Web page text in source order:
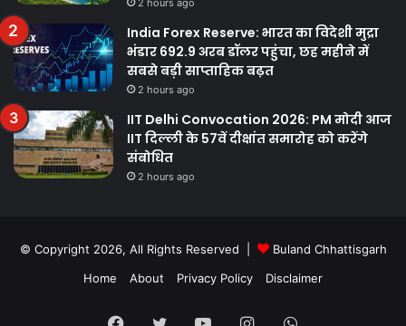
India Forex Reserve: भारत का विदेशी मुद्रा
भंडार 692.9 अरब डॉलर पहुंचा, छह महीने में
सबसे बड़ी साप्ताहिक बढ़त
2 hours ago
IIT Delhi Convocation 2026: PM मोदी आज
IIT दिल्ली के 57वें दीक्षांत समारोह को करेंगे
संबोधित
2 hours ago
© Copyright 2026, All Rights Reserved |
Buland Chhattisgarh
Home
About Privacy Policy Disclaimer